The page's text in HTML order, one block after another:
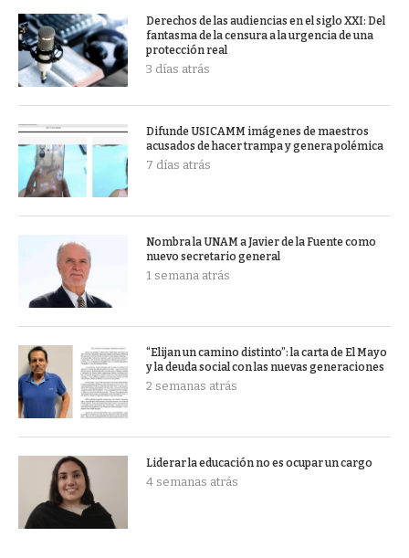
Derechos de las audiencias en el siglo XXI: Del
fantasma de la censura a la urgencia de una
protección real
3 días atrás
Difunde USICAMM imágenes de maestros
acusados de hacer trampa y genera polémica
7 días atrás
Nombra la UNAM a Javier de la Fuente como
nuevo secretario general
1 semana atrás
“Elijan un camino distinto”: la carta de El Mayo
y la deuda social con las nuevas generaciones
2 semanas atrás
Liderar la educación no es ocupar un cargo
4 semanas atrás